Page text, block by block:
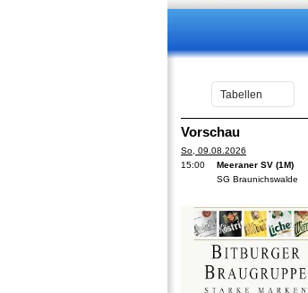
Vorschau
So, 09.08.2026
15:00
Meeraner SV (1M)
SG Braunichswalde